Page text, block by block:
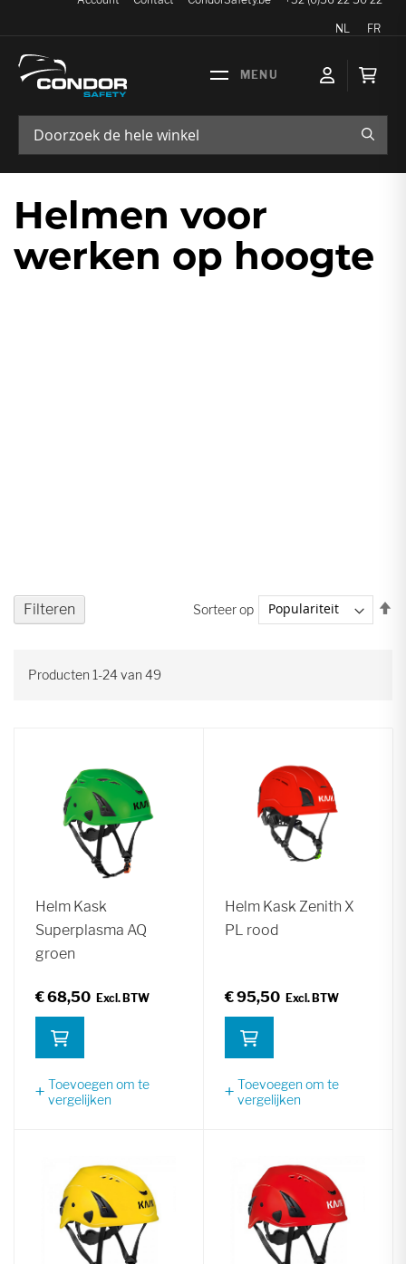
Taal
NL FR
ZOEK
Helmen voor
werken op hoogte
Producten 1-24van 49
Sorteer op
Helm Kask
Superplasma AQ
groen
€ 68,50
Toevoegen om te
vergelijken
Helm Kask Zenith X
PL rood
€ 95,50
Toevoegen om te
vergelijken
Filteren